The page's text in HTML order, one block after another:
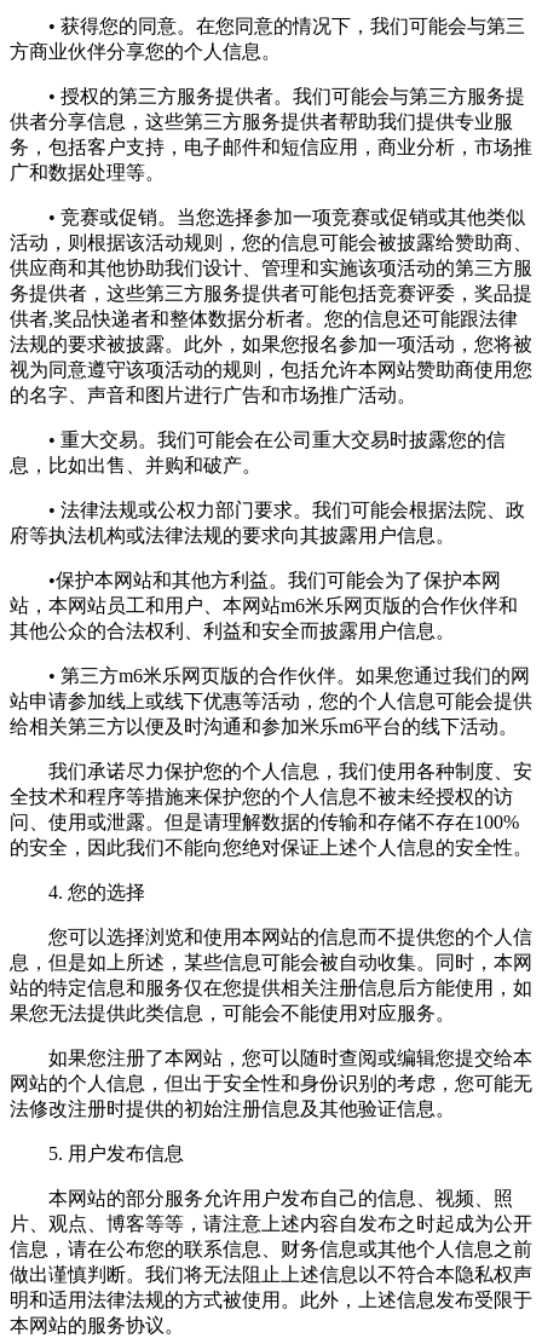
• 获得您的同意。在您同意的情况下，我们可能会与第三
方商业伙伴分享您的个人信息。
• 授权的第三方服务提供者。我们可能会与第三方服务提
供者分享信息，这些第三方服务提供者帮助我们提供专业服
务，包括客户支持，电子邮件和短信应用，商业分析，市场推
广和数据处理等。
• 竞赛或促销。当您选择参加一项竞赛或促销或其他类似
活动，则根据该活动规则，您的信息可能会被披露给赞助商、
供应商和其他协助我们设计、管理和实施该项活动的第三方服
务提供者，这些第三方服务提供者可能包括竞赛评委，奖品提
供者,奖品快递者和整体数据分析者。您的信息还可能跟法律
法规的要求被披露。此外，如果您报名参加一项活动，您将被
视为同意遵守该项活动的规则，包括允许本网站赞助商使用您
的名字、声音和图片进行广告和市场推广活动。
• 重大交易。我们可能会在公司重大交易时披露您的信
息，比如出售、并购和破产。
• 法律法规或公权力部门要求。我们可能会根据法院、政
府等执法机构或法律法规的要求向其披露用户信息。
•保护本网站和其他方利益。我们可能会为了保护本网
站，本网站员工和用户、本网站m6米乐网页版的合作伙伴和
其他公众的合法权利、利益和安全而披露用户信息。
• 第三方m6米乐网页版的合作伙伴。如果您通过我们的网
站申请参加线上或线下优惠等活动，您的个人信息可能会提供
给相关第三方以便及时沟通和参加米乐m6平台的线下活动。
我们承诺尽力保护您的个人信息，我们使用各种制度、安
全技术和程序等措施来保护您的个人信息不被未经授权的访
问、使用或泄露。但是请理解数据的传输和存储不存在100%
的安全，因此我们不能向您绝对保证上述个人信息的安全性。
4. 您的选择
您可以选择浏览和使用本网站的信息而不提供您的个人信
息，但是如上所述，某些信息可能会被自动收集。同时，本网
站的特定信息和服务仅在您提供相关注册信息后方能使用，如
果您无法提供此类信息，可能会不能使用对应服务。
如果您注册了本网站，您可以随时查阅或编辑您提交给本
网站的个人信息，但出于安全性和身份识别的考虑，您可能无
法修改注册时提供的初始注册信息及其他验证信息。
5. 用户发布信息
本网站的部分服务允许用户发布自己的信息、视频、照
片、观点、博客等等，请注意上述内容自发布之时起成为公开
信息，请在公布您的联系信息、财务信息或其他个人信息之前
做出谨慎判断。我们将无法阻止上述信息以不符合本隐私权声
明和适用法律法规的方式被使用。此外，上述信息发布受限于
本网站的服务协议。